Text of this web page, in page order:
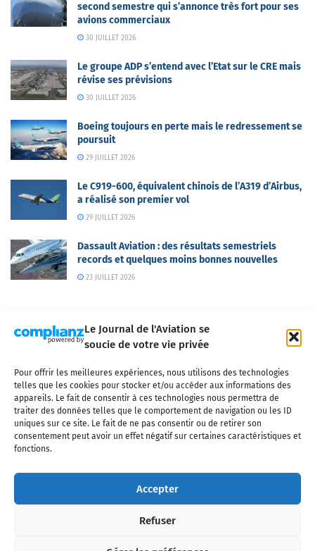
Le Journal de l'Aviation se
soucie de votre vie privée
Pour offrir les meilleures expériences, nous utilisons des technologies
telles que les cookies pour stocker et/ou accéder aux informations des
appareils. Le fait de consentir à ces technologies nous permettra de
traiter des données telles que le comportement de navigation ou les ID
uniques sur ce site. Le fait de ne pas consentir ou de retirer son
consentement peut avoir un effet négatif sur certaines caractéristiques et
fonctions.
Accepter
Refuser
second semestre qui s’annonce très fort pour ses
avions commerciaux
30 JUILLET 2026
Le groupe ADP s’entend avec l’Etat sur le CRE mais
révise ses prévisions
30 JUILLET 2026
Boeing toujours en perte mais le redressement se
poursuit
29 JUILLET 2026
Le C919-600, équivalent chinois de l’A319 d’Airbus,
a réalisé son premier vol
29 JUILLET 2026
Dassault Aviation : des résultats semestriels
records et quelques moins bonnes nouvelles
23 JUILLET 2026
Qui sommes-nous ? Nous contacter
Partenaires
Mentions légales
CGV Politique de confidentialité Cookies
l'industrie aéronautique, l'aviation commerciale, l'aviation d'affaires, les
civils, l'aéronautique de défense et l'industrie spatiale. Toute reproduction,